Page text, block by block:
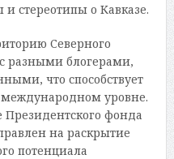
стереотипы о Кавказе.
Северного
разными блогерами,
что способствует
уровне.
Президентского фонда
на раскрытие
потенциала